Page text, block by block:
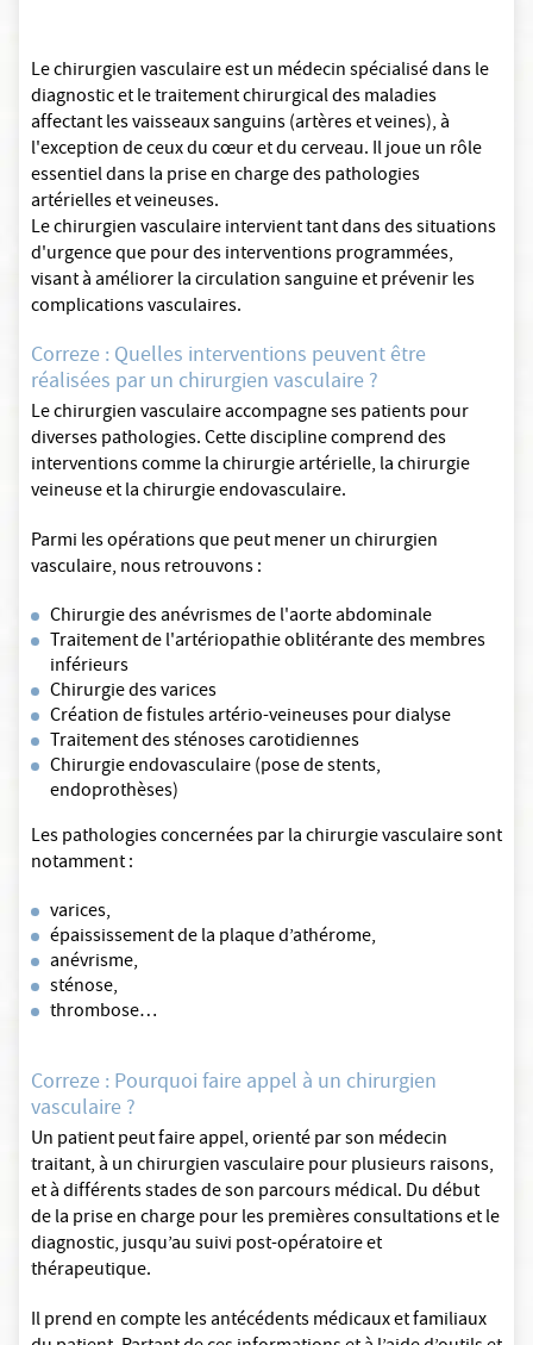
Le chirurgien vasculaire est un médecin spécialisé dans le
diagnostic et le traitement chirurgical des maladies
affectant les vaisseaux sanguins (artères et veines), à
l'exception de ceux du cœur et du cerveau. Il joue un rôle
essentiel dans la prise en charge des pathologies
artérielles et veineuses.
Le chirurgien vasculaire intervient tant dans des situations
d'urgence que pour des interventions programmées,
visant à améliorer la circulation sanguine et prévenir les
complications vasculaires.
Correze : Quelles interventions peuvent être
réalisées par un chirurgien vasculaire ?
Le chirurgien vasculaire accompagne ses patients pour
diverses pathologies. Cette discipline comprend des
interventions comme la chirurgie artérielle, la chirurgie
veineuse et la chirurgie endovasculaire.
Parmi les opérations que peut mener un chirurgien
vasculaire, nous retrouvons :
Chirurgie des anévrismes de l'aorte abdominale
Traitement de l'artériopathie oblitérante des membres
inférieurs
Chirurgie des varices
Création de fistules artério-veineuses pour dialyse
Traitement des sténoses carotidiennes
Chirurgie endovasculaire (pose de stents,
endoprothèses)
Les pathologies concernées par la chirurgie vasculaire sont
notamment :
varices,
épaississement de la plaque d’athérome,
anévrisme,
sténose,
thrombose…
Correze : Pourquoi faire appel à un chirurgien
vasculaire ?
Un patient peut faire appel, orienté par son médecin
traitant, à un chirurgien vasculaire pour plusieurs raisons,
et à différents stades de son parcours médical. Du début
de la prise en charge pour les premières consultations et le
diagnostic, jusqu’au suivi post-opératoire et
thérapeutique.
Il prend en compte les antécédents médicaux et familiaux